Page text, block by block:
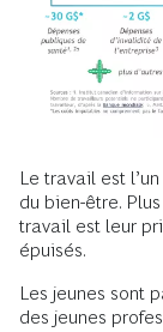
Le travail est
du bien-être.
travail est leur
épuisés.
Les jeunes sont
des jeunes